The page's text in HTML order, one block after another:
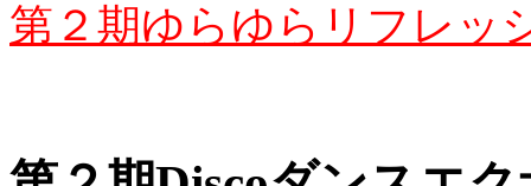
第２期ゆらゆらリフレッ